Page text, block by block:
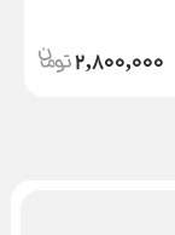
2,800,000